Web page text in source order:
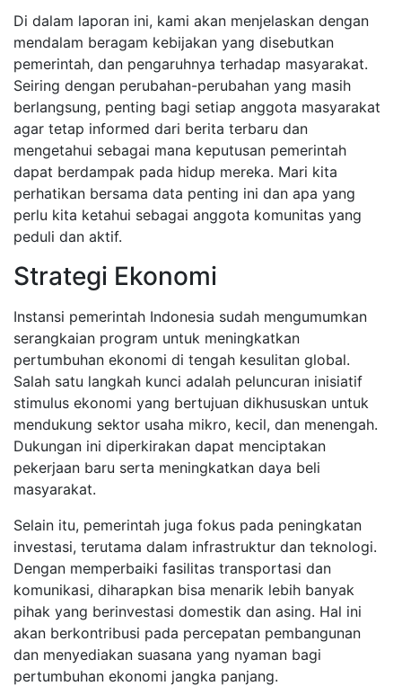
Di dalam laporan ini, kami akan menjelaskan dengan
mendalam beragam kebijakan yang disebutkan
pemerintah, dan pengaruhnya terhadap masyarakat.
Seiring dengan perubahan-perubahan yang masih
berlangsung, penting bagi setiap anggota masyarakat
agar tetap informed dari berita terbaru dan
mengetahui sebagai mana keputusan pemerintah
dapat berdampak pada hidup mereka. Mari kita
perhatikan bersama data penting ini dan apa yang
perlu kita ketahui sebagai anggota komunitas yang
peduli dan aktif.
Strategi Ekonomi
Instansi pemerintah Indonesia sudah mengumumkan
serangkaian program untuk meningkatkan
pertumbuhan ekonomi di tengah kesulitan global.
Salah satu langkah kunci adalah peluncuran inisiatif
stimulus ekonomi yang bertujuan dikhususkan untuk
mendukung sektor usaha mikro, kecil, dan menengah.
Dukungan ini diperkirakan dapat menciptakan
pekerjaan baru serta meningkatkan daya beli
masyarakat.
Selain itu, pemerintah juga fokus pada peningkatan
investasi, terutama dalam infrastruktur dan teknologi.
Dengan memperbaiki fasilitas transportasi dan
komunikasi, diharapkan bisa menarik lebih banyak
pihak yang berinvestasi domestik dan asing. Hal ini
akan berkontribusi pada percepatan pembangunan
dan menyediakan suasana yang nyaman bagi
pertumbuhan ekonomi jangka panjang.